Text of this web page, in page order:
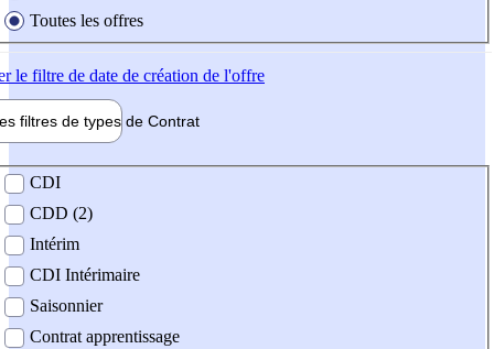
Toutes les offres
le filtre de date de création de l'offre
filtres de types de Contrat
contrat
CDI
CDD (2)
Intérim
CDI Intérimaire
Saisonnier
Contrat apprentissage